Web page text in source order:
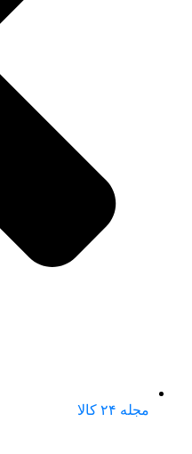
مجله ۲۴ کالا